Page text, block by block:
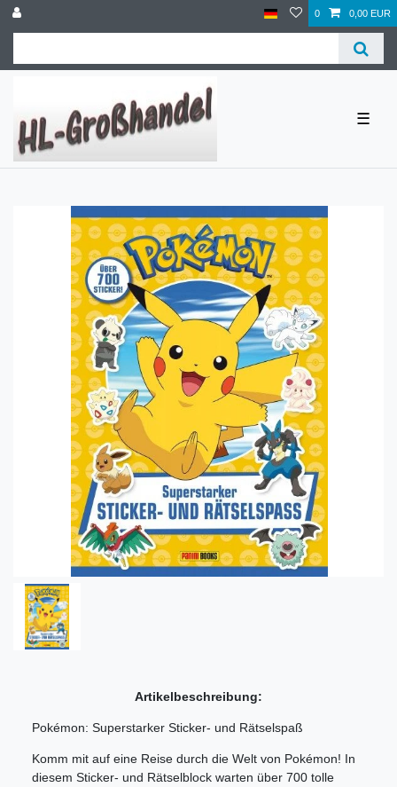
0 0,00 EUR
☰
Artikelbeschreibung:
Pokémon: Superstarker Sticker- und Rätselspaß
Komm mit auf eine Reise durch die Welt von Pokémon! In
diesem Sticker- und Rätselblock warten über 700 tolle